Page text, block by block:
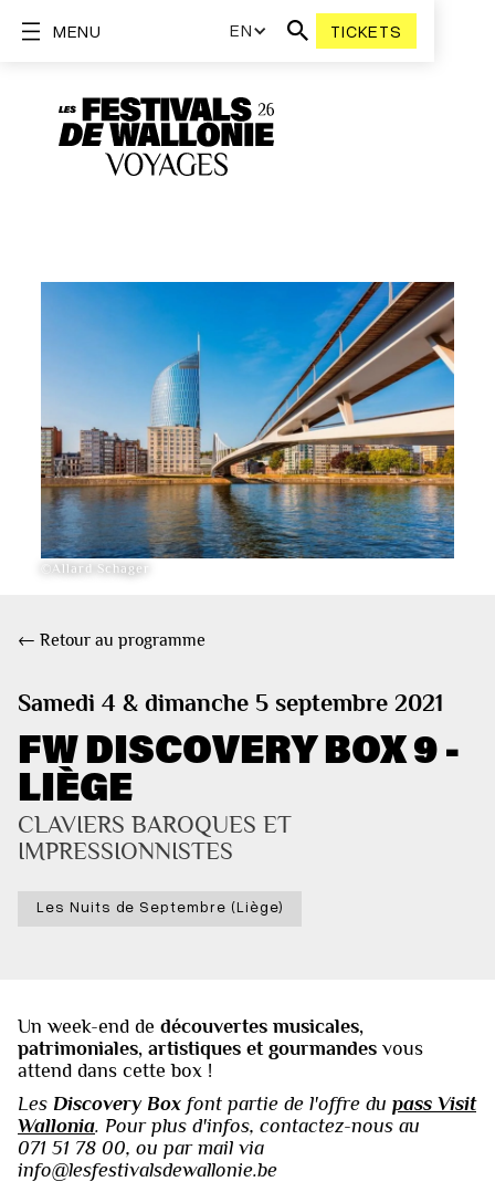
EN TICKETS
MENU
©Allard Schager
← Retour au programme
Samedi 4 & dimanche 5 septembre 2021
FW DISCOVERY BOX 9 -
LIÈGE
CLAVIERS BAROQUES ET
IMPRESSIONNISTES
Les Nuits de Septembre (Liège)
Un week-end de découvertes musicales,
patrimoniales, artistiques et gourmandes vous
attend dans cette box !‍‍
Les Discovery Box font partie de l'offre du pass Visit
Wallonia. Pour plus d'infos, contactez-nous au
071 51 78 00, ou par mail via
info@lesfestivalsdewallonie.be